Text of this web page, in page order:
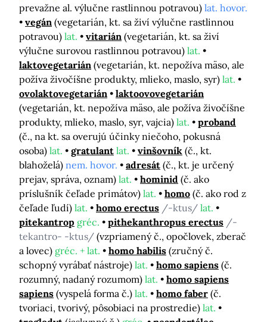
prevažne al. výlučne rastlinnou potravou) lat. hovor.
vegán (vegetarián, kt. sa živí výlučne rastlinnou
potravou) lat. vitarián (vegetarián, kt. sa živí
výlučne surovou rastlinnou potravou) lat.
laktovegetarián (vegetarián, kt. nepožíva mäso, ale
požíva živočíšne produkty, mlieko, maslo, syr) lat.
ovolaktovegetarián
laktoovovegetarián
(vegetarián, kt. nepožíva mäso, ale požíva živočíšne
produkty, mlieko, maslo, syr, vajcia) lat.
proband
(č., na kt. sa overujú účinky niečoho, pokusná
osoba) lat. gratulant lat. vinšovník (č., kt.
blahoželá) nem. hovor. adresát (č., kt. je určený
prejav, správa, oznam) lat. hominid (č. ako
príslušník čeľade primátov) lat. homo (č. ako rod z
čeľade ľudí) lat. homo erectus /-ktus/ lat.
pitekantrop gréc. pithekanthropus erectus /-
tekantro- -ktus/ (vzpriamený č., opočlovek, zberač
a lovec) gréc. + lat. homo habilis (zručný č.
schopný vyrábať nástroje) lat. homo sapiens (č.
rozumný, nadaný rozumom) lat.
homo sapiens
sapiens (vyspelá forma č.) lat. homo faber (č.
tvoriaci, tvorivý, pôsobiaci na prostredie) lat.